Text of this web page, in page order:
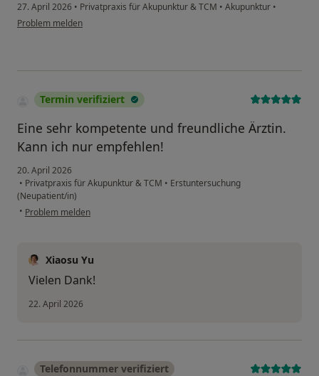
27. April 2026 • Privatpraxis für Akupunktur & TCM • Akupunktur •
Problem melden
Termin verifiziert
Eine sehr kompetente und freundliche Ärztin.
Kann ich nur empfehlen!
20. April 2026
• Privatpraxis für Akupunktur & TCM • Erstuntersuchung
(Neupatient/in)
• Problem melden
Xiaosu Yu
Vielen Dank!
22. April 2026
Telefonnummer verifiziert